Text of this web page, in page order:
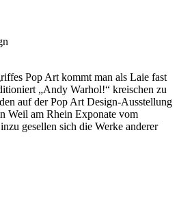
Pop Art kommt man als Laie fast
„Andy Warhol!“ kreischen zu
auf der Pop Art Design-Ausstellung
Weil am Rhein Exponate vom
gesellen sich die Werke anderer